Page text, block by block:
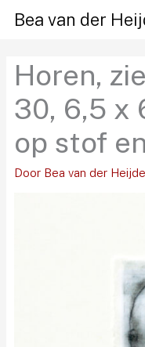
naar
inhoud
Bea van der
Horen,
30, 6,5 x
op stof
Door Bea van der